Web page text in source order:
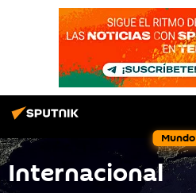
Mundo
Internacional